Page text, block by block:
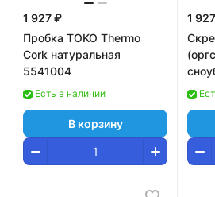
1 927 ₽
Пробка TOKO Thermo
Cork натуральная
5541004
Есть в наличии
В корзину
1